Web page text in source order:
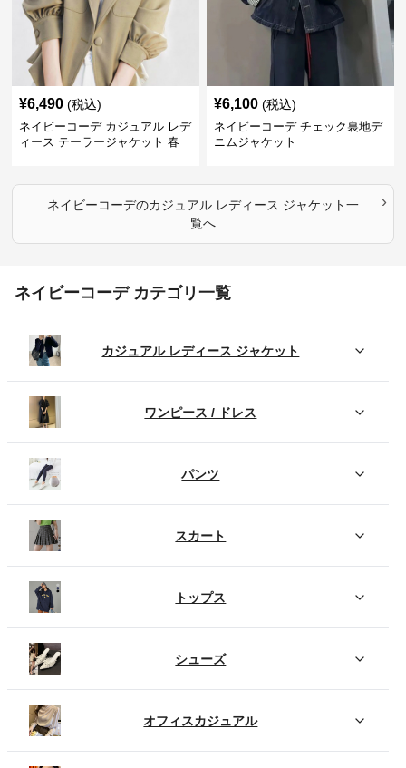
¥6,490 (税込)
ネイビーコーデ カジュアル レデ
ィース テーラージャケット 春
¥6,100 (税込)
ネイビーコーデ チェック裏地デ
ニムジャケット
ネイビーコーデのカジュアル レディース ジャケット一
覧へ
›
ネイビーコーデ カテゴリ一覧
カジュアル レディース ジャケット
ワンピース / ドレス
パンツ
スカート
トップス
シューズ
オフィスカジュアル